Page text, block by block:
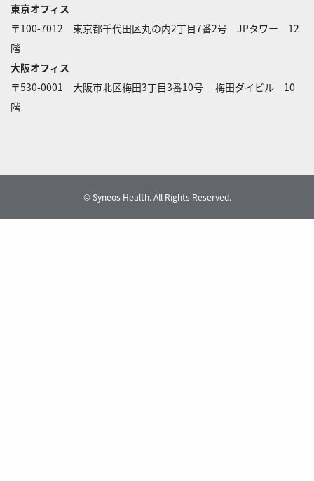
東京オフィス
〒100-7012 東京都千代田区丸の内2丁目7番2号 JPタワー 12
階
大阪オフィス
〒530-0001 大阪市北区梅田3丁目3番10号 梅田ダイビル 10
階
© Syneos Health. All Rights Reserved.